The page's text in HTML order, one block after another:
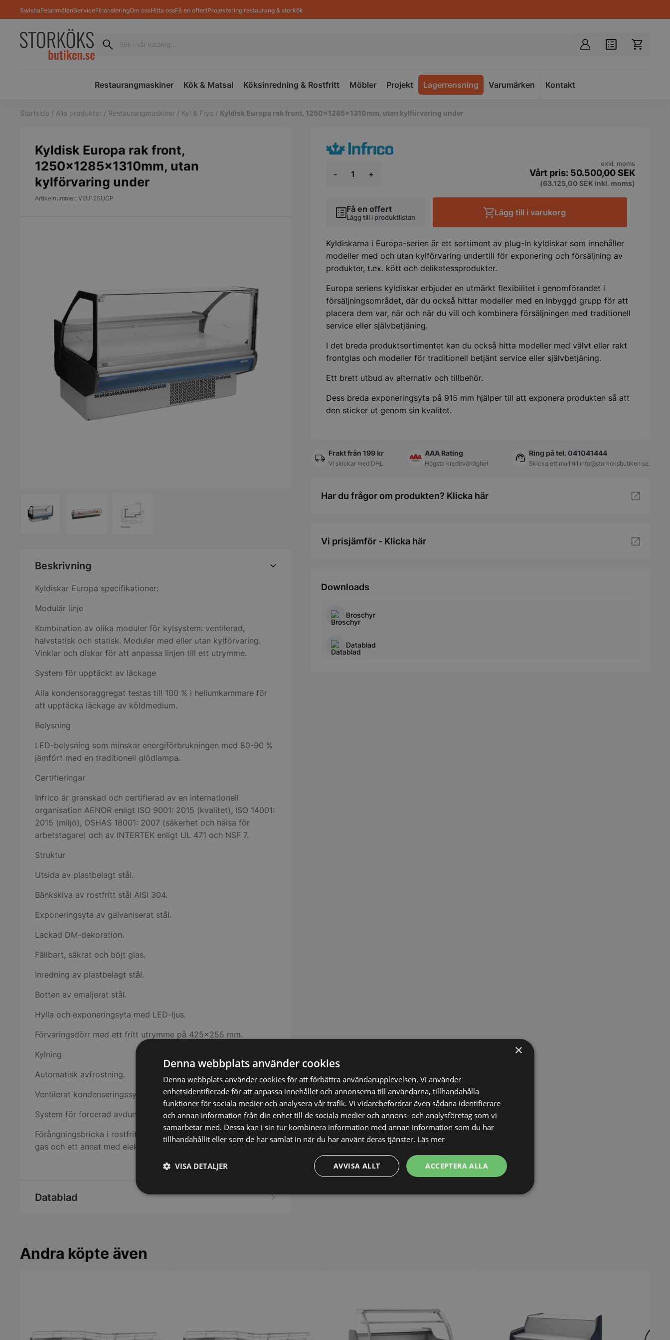
SwishaFelanmälanServiceFinansieringOm ossHitta ossFå en offertProjektering restaurang & storkök
Restaurangmaskiner Kök & Matsal Köksinredning & Rostfritt Möbler Projekt Lagerrensning Varumärken Spacer
Kontakt
Startsida / Alla produkter / Restaurangmaskiner / Kyl & Frys / Kyldisk Europa rak front, 1250x1285x1310mm, utan kylförvaring under
Kyldisk Europa rak front,
1250x1285x1310mm, utan
kylförvaring under
Artikelnummer: VEU12SUCP
Beskrivning
Kyldiskar Europa specifikationer:
Modulär linje
Kombination av olika moduler för kylsystem: ventilerad,
halvstatisk och statisk. Moduler med eller utan kylförvaring.
Vinklar och diskar för att anpassa linjen till ett utrymme.
System för upptäckt av läckage
Alla kondensoraggregat testas till 100 % i heliumkammare för
att upptäcka läckage av köldmedium.
Belysning
LED-belysning som minskar energiförbrukningen med 80-90 %
jämfört med en traditionell glödlampa.
Certifieringar
Infrico är granskad och certifierad av en internationell
organisation AENOR enligt ISO 9001: 2015 (kvalitet), ISO 14001:
2015 (miljö), OSHAS 18001: 2007 (säkerhet och hälsa för
arbetstagare) och av INTERTEK enligt UL 471 och NSF 7.
Struktur
Utsida av plastbelagt stål.
Bänkskiva av rostfritt stål AISI 304.
Exponeringsyta av galvaniserat stål.
Lackad DM-dekoration.
Fällbart, säkrat och böjt glas.
Inredning av plastbelagt stål.
Botten av emaljerat stål.
Hylla och exponeringsyta med LED-ljus.
Förvaringsdörr med ett fritt utrymme på 425×255 mm.
Kylning
Automatisk avfrostning.
Ventilerat kondenseringssystem.
System för forcerad avdunstning.
Förångningsbricka i rostfritt stål med dubbla kar, ett för varm
gas och ett annat med elektrisk värmare.
Datablad
-
Europa
utan
kylförvaring
+ 50.500,00SEK
exkl. moms
(63.125,00 SEK inkl. moms)
Få en offert
Lägg till i produktlistan Lägg till i varukorg
Kyldiskarna i Europa-serien är ett sortiment av plug-in kyldiskar som innehåller
modeller med och utan kylförvaring undertill för exponering och försäljning av
produkter, t.ex. kött och delikatessprodukter.
Europa seriens kyldiskar erbjuder en utmärkt flexibilitet i genomförandet i
försäljningsområdet, där du också hittar modeller med en inbyggd grupp för att
placera dem var, när och när du vill och kombinera försäljningen med traditionell
service eller självbetjäning.
I det breda produktsortimentet kan du också hitta modeller med välvt eller rakt
frontglas och modeller för traditionell betjänt service eller självbetjäning.
Ett brett utbud av alternativ och tillbehör.
Dess breda exponeringsyta på 915 mm hjälper till att exponera produkten så att
den sticker ut genom sin kvalitet.
Frakt från 199 kr
Vi skickar med DHL
AAA Rating
Högsta kreditvärdighet
Ring på tel. 041041444
Skicka ett mail till info@storkoksbutiken.se.
Har du frågor om produkten? Klicka här
Vi prisjämför - Klicka här
Downloads
Broschyr
Datablad
Andra köpte även
×
Denna webbplats använder cookies
Denna webbplats använder cookies för att förbättra användarupplevelsen. Vi använder
enhetsidentifierade för att anpassa innehållet och annonserna till användarna, tillhandahålla
funktioner för sociala medier och analysera vår trafik. Vi vidarebefordrar även sådana identifierare
och annan information från din enhet till de sociala medier och annons- och analysföretag som vi
samarbetar med. Dessa kan i sin tur kombinera information med annan information som du har
tillhandahållit eller som de har samlat in när du har använt deras tjänster. Läs mer
ACCEPTERA ALLA
AVVISA ALLT
VISA DETALJER
Strikt
Prestanda Inriktning Funktioner Oklassificerade
Beskrivning
VISITOR_PRIVACY_METADATA
YouTube
.youtube.com
månader
Denna cookie används för att
lagra användarens samtycke och